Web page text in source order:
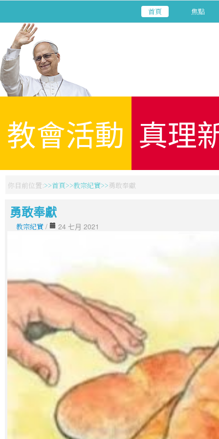
首頁 焦點
教會活動 真理
你目前位置: 首頁 教宗紀實 勇敢奉獻
勇敢奉獻
教宗紀實 / 24 七月 2021